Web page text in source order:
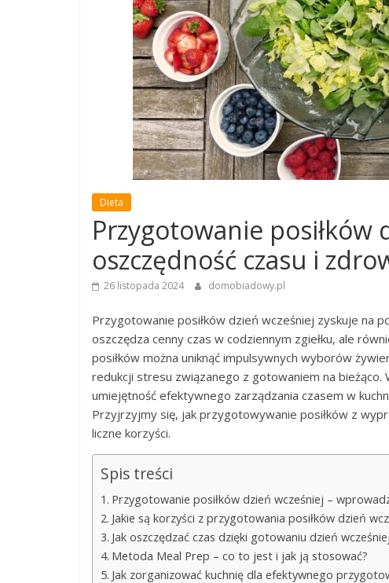
Dieta
Przygotowanie posiłków
oszczędność czasu i
26 listopada 2024 domobiadowy.pl
Przygotowanie posiłków dzień wcześniej zyskuje na
oszczędza cenny czas w codziennym zgiełku, ale
posiłków można uniknąć impulsywnych wyborów
redukcji stresu związanego z gotowaniem na
umiejętność efektywnego zarządzania czasem w
Przyjrzyjmy się, jak przygotowywanie posiłków z
liczne korzyści.
Spis treści
Przygotowanie posiłków dzień wcześniej –
Jakie są korzyści z przygotowania posiłków dzień
Jak oszczędzać czas dzięki gotowaniu dzień
Metoda Meal Prep – co to jest i jak ją stosować?
Jak zorganizować kuchnię dla efektywnego